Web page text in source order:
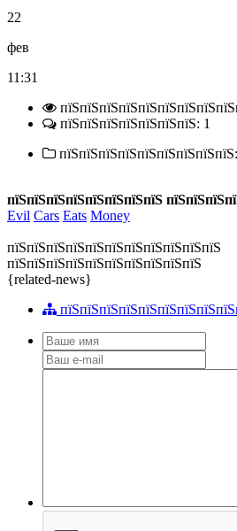
22
фев
11:31
пїЅпїЅпїЅпїЅпїЅпїЅпїЅ: 1
пїЅпїЅпїЅпїЅпїЅпїЅпїЅпїЅпїЅ:
пїЅпїЅпїЅпїЅпїЅпїЅпїЅпїЅ
Evil Cars Eats Money
пїЅпїЅпїЅпїЅпїЅпїЅпїЅпїЅпїЅпїЅпїЅ
пїЅпїЅпїЅпїЅпїЅпїЅпїЅпїЅпїЅпїЅ
{related-news}